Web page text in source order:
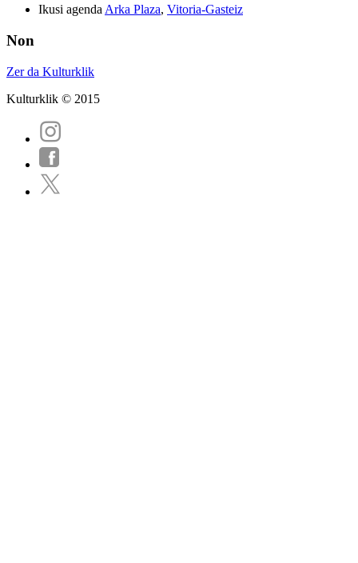
Ikusi agenda Arka Plaza, Vitoria-Gasteiz
Non
Zer da Kulturklik
Kulturklik © 2015